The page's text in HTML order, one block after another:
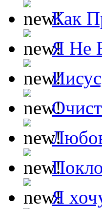
Как
Я Не
Я